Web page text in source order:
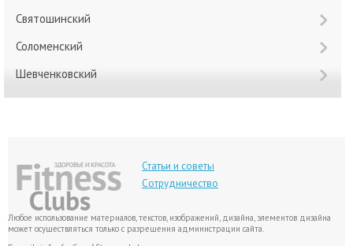
Святошинский
Соломенский
Шевченковский
Статьи и советы
Сотрудничество
Любое использование материалов, текстов, изображений, дизайна, элементов дизайна
может осуществляться только с разрешения администрации сайта.